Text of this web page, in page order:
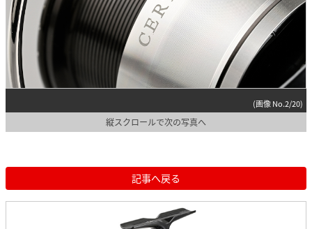
(画像 No.2/20)
縦スクロールで次の写真へ
記事へ戻る